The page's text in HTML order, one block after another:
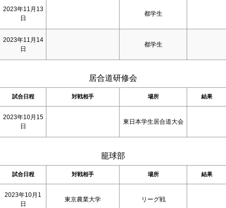
2023年11月13
日
都学生
2023年11月14
日
都学生
居合道研修会
試合日程 対戦相手 場所 結果
2023年10月15
日
東日本学生居合道大会
籠球部
試合日程 対戦相手 場所 結果
2023年10月1
日
東京農業大学 リーグ戦